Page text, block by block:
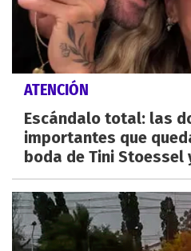
ATENCIÓN
Escándalo total: las
importantes que
boda de Tini Stoessel